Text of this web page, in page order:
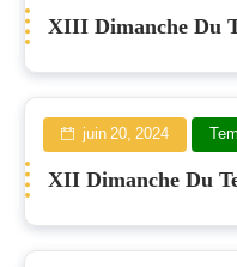
XIII Dimanche Du
juin 20, 2024
XII Dimanche Du